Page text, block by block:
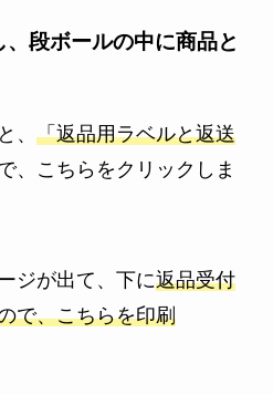
段ボールの中に商品と
、 「返品用ラベルと返送
、こちらをクリックしま
ジが出て、下に返品受付
で、こちらを印刷